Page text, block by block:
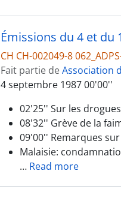
Émissions du 4 et du
CH CH-002049-8
Fait partie deAssociation
4 septembre 1987 00'00''
02'25'' Sur les
08'32'' Grève de la
09'00'' Remarques
Malaisie:
… Read more